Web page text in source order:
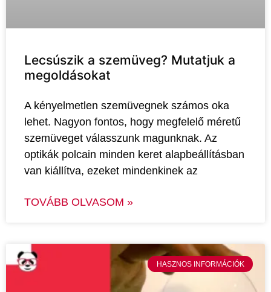
Lecsúszik a szemüveg? Mutatjuk a
megoldásokat
A kényelmetlen szemüvegnek számos oka
lehet. Nagyon fontos, hogy megfelelő méretű
szemüveget válasszunk magunknak. Az
optikák polcain minden keret alapbeállításban
van kiállítva, ezeket mindenkinek az
TOVÁBB OLVASOM »
HASZNOS INFORMÁCIÓK